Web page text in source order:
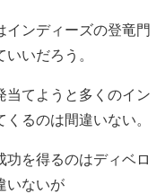
インディーズの登竜門
いだろう。
当てようと多くのイン
るのは間違いない。
功を得るのはディベロ
いないが